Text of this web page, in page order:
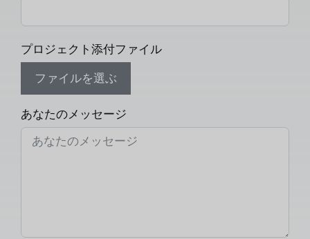
プロジェクト添付ファイル
ファイルを選ぶ
あなたのメッセージ